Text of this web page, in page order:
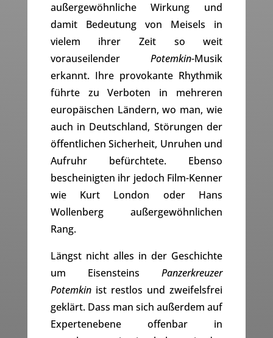
außergewöhnliche Wirkung und
damit Bedeutung von Meisels in
vielem ihrer Zeit so weit
vorauseilenderPotemkin-Musik
erkannt. Ihre provokante Rhythmik
führte zu Verboten in mehreren
europäischen Ländern, wo man, wie
auch in Deutschland, Störungen der
öffentlichen Sicherheit, Unruhen und
Aufruhr befürchtete. Ebenso
bescheinigten ihr jedoch Film-Kenner
wie Kurt London oder Hans
Wollenberg außergewöhnlichen
Rang.
Längst nicht alles in der Geschichte
um EisensteinsPanzerkreuzer
Potemkinist restlos und zweifelsfrei
geklärt. Dass man sich außerdem auf
Expertenebene offenbar in